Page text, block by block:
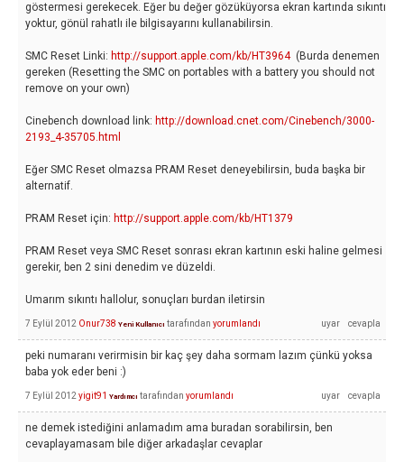
göstermesi gerekecek. Eğer bu değer gözüküyorsa ekran kartında sıkıntı
yoktur, gönül rahatlı ile bilgisayarını kullanabilirsin.
SMC Reset Linki: http://support.apple.com/kb/HT3964(Burda denemen
gereken (Resetting the SMC on portables with a battery you should not
remove on your own)
Cinebench download link: http://download.cnet.com/Cinebench/3000-
2193_4-35705.html
Eğer SMC Reset olmazsa PRAM Reset deneyebilirsin, buda başka bir
alternatif.
PRAM Reset için: http://support.apple.com/kb/HT1379
PRAM Reset veya SMC Reset sonrası ekran kartının eski haline gelmesi
gerekir, ben 2 sini denedim ve düzeldi.
Umarım sıkıntı hallolur, sonuçları burdan iletirsin
7 Eylül 2012 Onur738 Yeni Kullanıcı tarafından yorumlandı
peki numaranı verirmisin bir kaç şey daha sormam lazım çünkü yoksa
baba yok eder beni :)
7 Eylül 2012yigit91 Yardımcı tarafından yorumlandı
ne demek istediğini anlamadım ama buradan sorabilirsin, ben
cevaplayamasam bile diğer arkadaşlar cevaplar